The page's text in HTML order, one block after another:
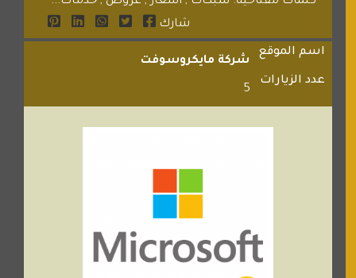
شارك
اسم الموقع
شركة مايكروسوفت
عدد الزيارات
5